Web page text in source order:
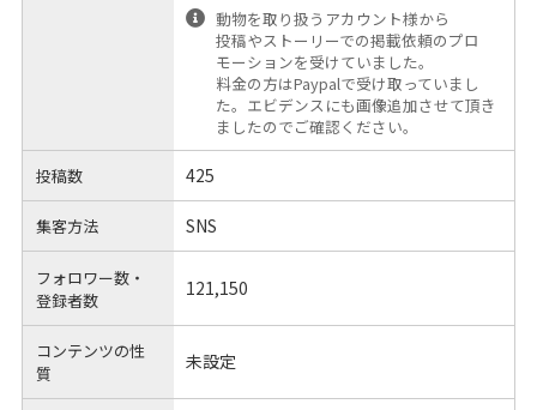
動物を取り扱うアカウント様から
投稿やストーリーでの掲載依頼のプロ
モーションを受けていました。
料金の方はPaypalで受け取っていまし
た。エビデンスにも画像追加させて頂き
ましたのでご確認ください。
投稿数 425
集客方法 SNS
フォロワー数・
登録者数
121,150
コンテンツの性
質
未設定